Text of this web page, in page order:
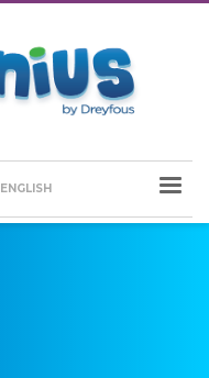
ENGLISH